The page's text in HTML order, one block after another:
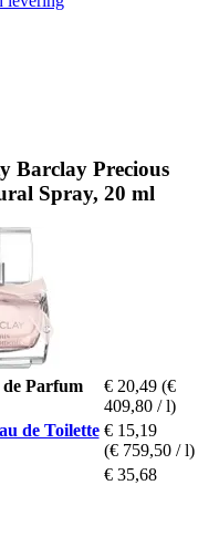
Barclay Precious
Spray, 20 ml
Parfum
€ 20,49 (€
409,80 / l)
de Toilette € 15,19
(€ 759,50 / l)
€ 35,68